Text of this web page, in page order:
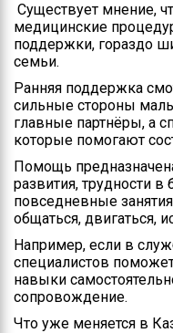
Существует мнение,
медицинские
поддержки, гораздо
семьи.
Ранняя поддержка
сильные стороны
главные партнёры, а
которые помогают
Помощь
развития, трудности
повседневные
общаться, двигаться,
Например, если в
специалистов
навыки
сопровождение.
Что уже меняется в